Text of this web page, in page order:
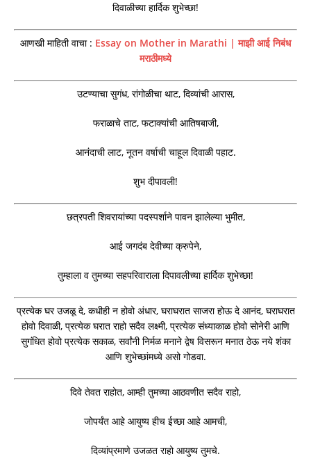
दिवाळीच्या हार्दिक शुभेच्छा!
आणखी माहिती वाचा : Essay on Mother in Marathi | माझी आई निबंध
मराठीमध्ये
उटण्याचा सुगंध, रांगोळीचा थाट, दिव्यांची आरास,
फराळाचे ताट, फटाक्यांची आतिषबाजी,
आनंदाची लाट, नूतन वर्षाची चाहूल दिवाळी पहाट.
शुभ दीपावली!
छत्रपती शिवरायांच्या पदस्पर्शाने पावन झालेल्या भुमीत,
आई जगदंब देवीच्या क्रुपेने,
तुम्हाला व तुमच्या सहपरिवाराला दिपावलीच्या हार्दिक शुभेच्छा!
प्रत्येक घर उजळू दे, कधीही न होवो अंधार, घराघरात साजरा होऊ दे आनंद, घराघरात
होवो दिवाळी, प्रत्येक घरात राहो सदैव लक्ष्मी, प्रत्येक संध्याकाळ होवो सोनेरी आणि
सुगंधित होवो प्रत्येक सकाळ, सर्वांनी निर्मळ मनाने द्वेष विसरून मनात ठेऊ नये शंका
आणि शुभेच्छांमध्ये असो गोडवा.
दिवे तेवत राहोत, आम्ही तुमच्या आठवणीत सदैव राहो,
जोपर्यंत आहे आयुष्य हीच ईच्छा आहे आमची,
दिव्यांप्रमाणे उजळत राहो आयुष्य तुमचे.